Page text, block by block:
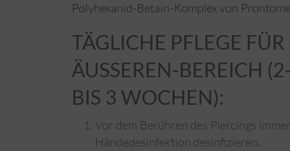
Polyhexanid-Betain-Komplex von
TÄGLICHE PFLEGE
ÄUSSEREN-BEREICH
IS 3 WOCHEN):
Vor dem Berühren des Piercings
Händedesinfektion desinfizieren.